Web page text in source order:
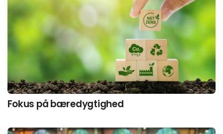
Fokus på bæredygtighed